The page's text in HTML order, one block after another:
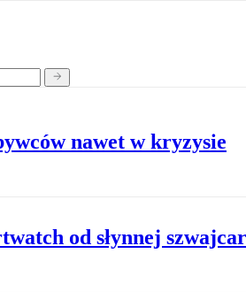
nawet w kryzysie
od słynnej